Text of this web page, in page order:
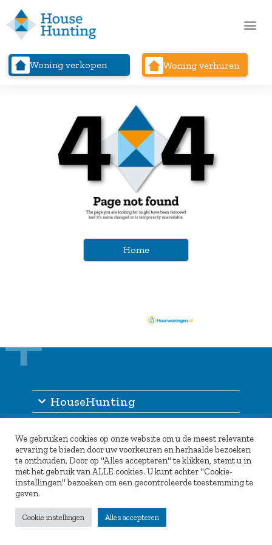
Woning verkopen Woning verhuren
Home
HouseHunting
Inlogportaal
Partners
We gebruiken cookies op onze website om u de meest relevante
ervaring te bieden door uw voorkeuren en herhaalde bezoeken
te onthouden. Door op "Alles accepteren" te klikken, stemt u in
met het gebruik van ALLE cookies. U kunt echter "Cookie-
instellingen" bezoeken om een gecontroleerde toestemming te
geven.
Cookie instellingen Alles accepteren